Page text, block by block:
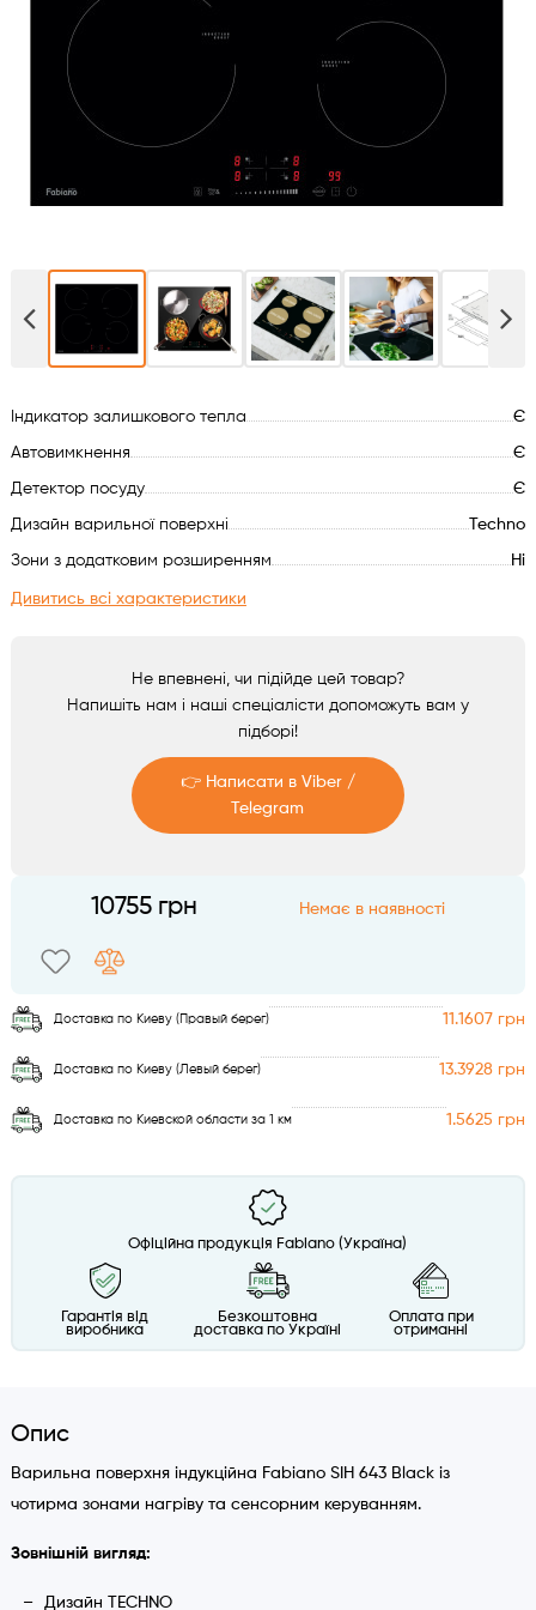
Духові шафи
Варильні поверхні
Пральні машини
Сушильні машини
Холодильне обладнання
Сантехніка
Індикатор залишкового тепла Є
Автовимкнення Є
Детектор посуду Є
Дизайн варильної поверхні Techno
Зони з додатковим розширенням Ні
Дивитись всі характеристики
Не впевнені, чи підійде цей товар?
Напишіть нам і наші спеціалісти допоможуть вам у
підборі!
👉 Написати в Viber /
Telegram
10755 грн Немає в наявності
Доставка по Киеву (Правый берег) 11.1607 грн
Доставка по Киеву (Левый берег) 13.3928 грн
Доставка по Киевской области за 1 км 1.5625 грн
Офіційна продукція Fabiano (Україна)
Гарантія від
виробника
Безкоштовна
доставка по Україні
Оплата при
отриманні
Опис
Варильна поверхня індукційна Fabiano SIH 643 Black із
чотирма зонами нагріву та сенсорним керуванням.
Зовнішній вигляд:
Дизайн TECHNO